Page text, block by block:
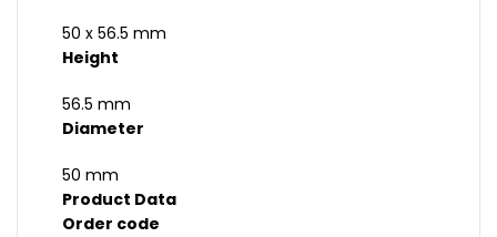
50 x 56.5 mm
Height
56.5 mm
Diameter
50 mm
Product Data
Order code